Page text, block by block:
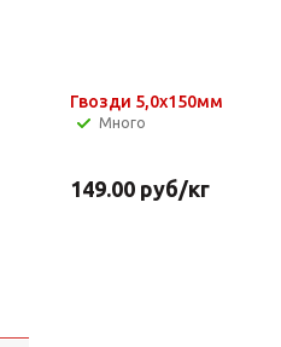
Гвозди 5,0х150мм
Много
149.00 руб/кг